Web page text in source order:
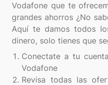
Vodafone que te
grandes ahorros ¿No
Aquí te damos todos
Conectate a tu
Vodafone
Revisa todas las